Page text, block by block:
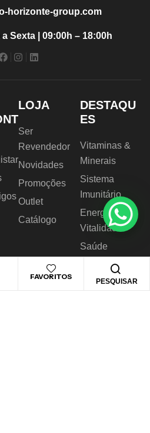
FAVORITOS
PESQUISAR
horizonte-group.com
Sexta | 09:00h – 18:00h
LOJA
Ser
Revendedor
Novidades
Promoções
Outlet
Catálogo
DESTAQU
ES
Vitaminas &
Minerais
Sistema
Imunitário
Energia &
Vitalidade
Saúde
Digestiva
Nutrição